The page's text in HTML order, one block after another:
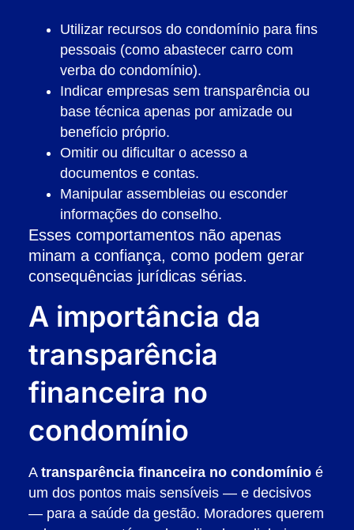
Utilizar recursos do condomínio para fins
pessoais (como abastecer carro com
verba do condomínio).
Indicar empresas sem transparência ou
base técnica apenas por amizade ou
benefício próprio.
Omitir ou dificultar o acesso a
documentos e contas.
Manipular assembleias ou esconder
informações do conselho.
Esses comportamentos não apenas
minam a confiança, como podem gerar
consequências jurídicas sérias.
A importância da
transparência
financeira no
condomínio
A transparência financeira no condomínioé
um dos pontos mais sensíveis — e decisivos
— para a saúde da gestão. Moradores querem